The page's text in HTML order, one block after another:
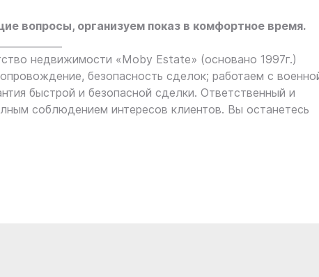
вопросы, организуем показ в комфортное время.
недвижимости «Moby Estate» (основано 1997г.)
безопасность сделок; работаем с
быстрой и безопасной сделки. Ответственный и
соблюдением интересов клиентов. Вы останетесь